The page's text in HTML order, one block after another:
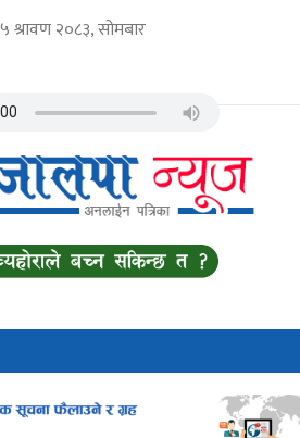
श्रावण २०८३, सोमबार